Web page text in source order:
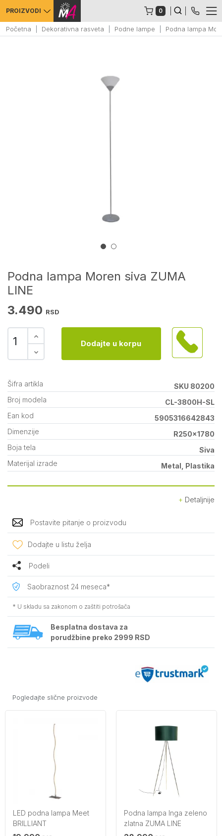
PROIZVODI 0
Početna Dekorativna rasveta Podne lampe Podna lampa
Podna lampa Moren siva ZUMA
LINE
3.490 RSD
Dodajte u korpu
Šifra artikla
SKU 80200
Broj modela
CL-3800H-SL
Ean kod
5905316642843
Dimenzije
R250x1780
Boja tela
Siva
Materijal izrade
Metal, Plastika
Detaljnije
Postavite pitanje o proizvodu
Dodajte u listu želja
Podeli
Saobraznost 24 meseca*
* U skladu sa zakonom o zaštiti potrošača
Besplatna dostava za
porudžbine preko 2999 RSD
Pogledajte slične proizvode
LED podna lampa Meet
BRILLIANT
Podna lampa Inga zeleno
zlatna ZUMA LINE